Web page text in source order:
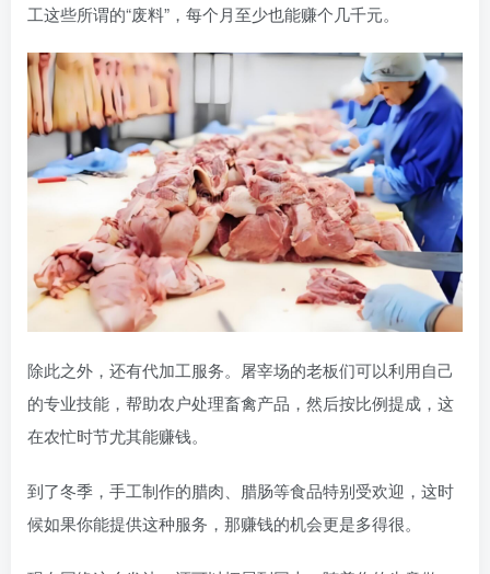
工这些所谓的“废料”，每个月至少也能赚个几千元。
除此之外，还有代加工服务。屠宰场的老板们可以利用自己
的专业技能，帮助农户处理畜禽产品，然后按比例提成，这
在农忙时节尤其能赚钱。
到了冬季，手工制作的腊肉、腊肠等食品特别受欢迎，这时
候如果你能提供这种服务，那赚钱的机会更是多得很。